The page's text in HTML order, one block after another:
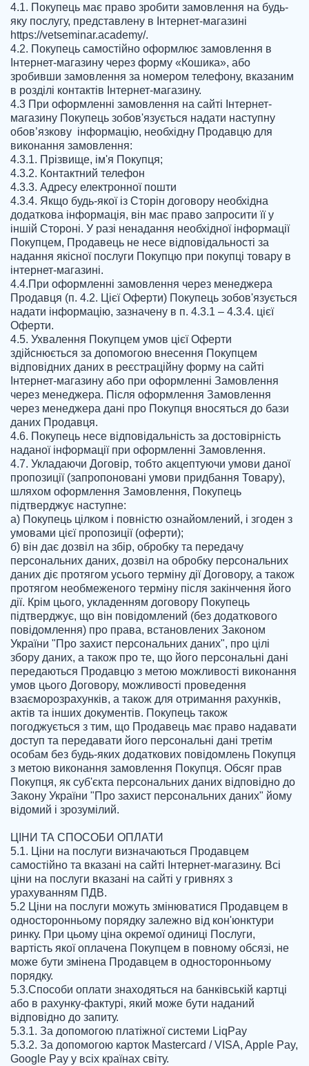
4.1. Покупець має право зробити замовлення на будь-
яку послугу, представлену в Інтернет-магазині
https://vetseminar.academy/.
4.2. Покупець самостійно оформлює замовлення в
Інтернет-магазину через форму «Кошика», або
зробивши замовлення за номером телефону, вказаним
в розділі контактів Інтернет-магазину.
4.3 При оформленні замовлення на сайті Інтернет-
магазину Покупець зобов'язується надати наступну
обов’язкову  інформацію, необхідну Продавцю для
виконання замовлення:
4.3.1. Прізвище, ім'я Покупця;
4.3.2. Контактний телефон
4.3.3. Адресу електронної пошти
4.3.4. Якщо будь-якої із Сторін договору необхідна
додаткова інформація, він має право запросити її у
іншій Стороні. У разі ненадання необхідної інформації
Покупцем, Продавець не несе відповідальності за
надання якісної послуги Покупцю при покупці товару в
інтернет-магазині.
4.4.При оформленні замовлення через менеджера
Продавця (п. 4.2. Цієї Оферти) Покупець зобов'язується
надати інформацію, зазначену в п. 4.3.1 – 4.3.4. цієї
Оферти.
4.5. Ухвалення Покупцем умов цієї Оферти
здійснюється за допомогою внесення Покупцем
відповідних даних в реєстраційну форму на сайті
Інтернет-магазину або при оформленні Замовлення
через менеджера. Після оформлення Замовлення
через менеджера дані про Покупця вносяться до бази
даних Продавця.
4.6. Покупець несе відповідальність за достовірність
наданої інформації при оформленні Замовлення.
4.7. Укладаючи Договір, тобто акцептуючи умови даної
пропозиції (запропоновані умови придбання Товару),
шляхом оформлення Замовлення, Покупець
підтверджує наступне:
а) Покупець цілком і повністю ознайомлений, і згоден з
умовами цієї пропозиції (оферти);
б) він дає дозвіл на збір, обробку та передачу
персональних даних, дозвіл на обробку персональних
даних діє протягом усього терміну дії Договору, а також
протягом необмеженого терміну після закінчення його
дії. Крім цього, укладенням договору Покупець
підтверджує, що він повідомлений (без додаткового
повідомлення) про права, встановлених Законом
України "Про захист персональних даних", про цілі
збору даних, а також про те, що його персональні дані
передаються Продавцю з метою можливості виконання
умов цього Договору, можливості проведення
взаєморозрахунків, а також для отримання рахунків,
актів та інших документів. Покупець також
погоджується з тим, що Продавець має право надавати
доступ та передавати його персональні дані третім
особам без будь-яких додаткових повідомлень Покупця
з метою виконання замовлення Покупця. Обсяг прав
Покупця, як суб'єкта персональних даних відповідно до
Закону України "Про захист персональних даних" йому
відомий і зрозумілий.
ЦІНИ ТА СПОСОБИ ОПЛАТИ
5.1. Ціни на послуги визначаються Продавцем
самостійно та вказані на сайті Інтернет-магазину. Всі
ціни на послуги вказані на сайті у гривнях з
урахуванням ПДВ.
5.2 Ціни на послуги можуть змінюватися Продавцем в
односторонньому порядку залежно від кон'юнктури
ринку. При цьому ціна окремої одиниці Послуги,
вартість якої оплачена Покупцем в повному обсязі, не
може бути змінена Продавцем в односторонньому
порядку.
5.3.Способи оплати знаходяться на банківській картці
або в рахунку-фактурі, який може бути наданий
відповідно до запиту.
5.3.1. За допомогою платіжної системи LiqPay
5.3.2. За допомогою карток Mastercard / VISA, Apple Pay,
Google Pay у всіх країнах світу.